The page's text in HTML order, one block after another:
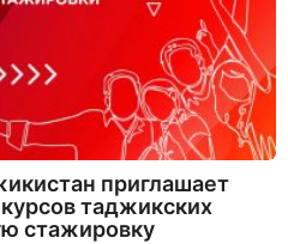
приглашает
таджикских
стажировку